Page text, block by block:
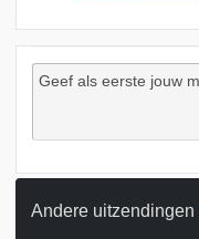
Andere uitzendingen